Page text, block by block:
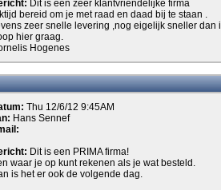
Dit is een zeer klantvriendelijke firma
bereid om je met raad en daad bij te staan .
zeer snelle levering ,nog eigelijk sneller dan
hier graag.
Hogenes
Thu 12/6/12 9:45AM
Hans Sennef
Dit is een PRIMA firma!
waar je op kunt rekenen als je wat besteld.
is het er ook de volgende dag.